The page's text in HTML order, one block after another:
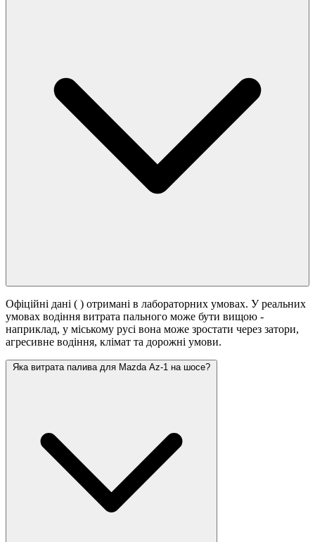
Офіційні дані ( ) отримані в лабораторних умовах. У реальних
умовах водіння витрата пального може бути вищою -
наприклад, у міському русі вона може зростати через затори,
агресивне водіння, клімат та дорожні умови.
Яка витрата палива для Mazda Az-1 на шосе?